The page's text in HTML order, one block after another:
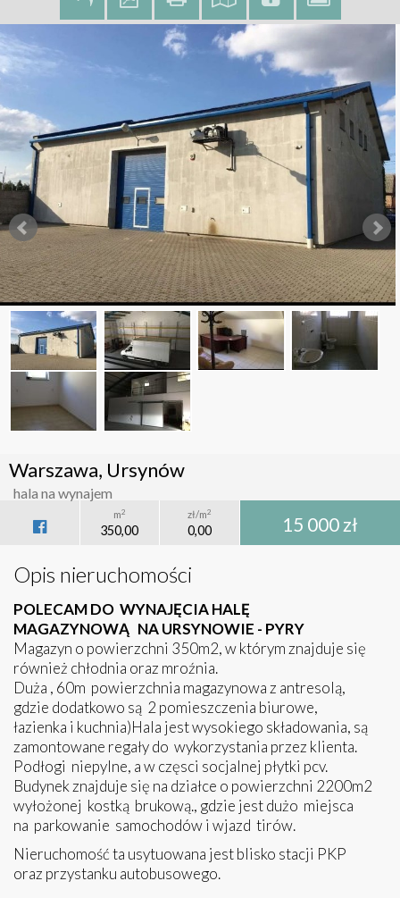
Warszawa, Ursynów
hala na wynajem
m2
350,00
zł/m2
0,00 15 000 zł
Opis nieruchomości
POLECAM DO WYNAJĘCIA HALĘ
MAGAZYNOWĄ NA URSYNOWIE - PYRY
Magazyn o powierzchni 350m2, w którym znajduje się
również chłodnia oraz mroźnia.
Duża , 60m powierzchnia magazynowa z antresolą,
gdzie dodatkowo są 2 pomieszczenia biurowe,
łazienka i kuchnia)Hala jest wysokiego składowania, są
zamontowane regały do wykorzystania przez klienta.
Podłogi niepylne, a w częsci socjalnej płytki pcv.
Budynek znajduje się na działce o powierzchni 2200m2
wyłożonej kostką brukową., gdzie jest dużo miejsca
na parkowanie samochodów i wjazd tirów.
Nieruchomość ta usytuowana jest blisko stacji PKP
oraz przystanku autobusowego.